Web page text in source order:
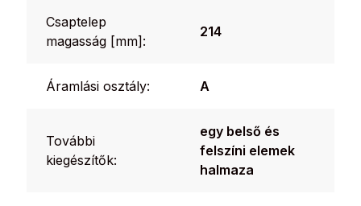
Csaptelep
magasság [mm]:
214
Áramlási osztály: A
További
kiegészítők:
egy belső és
felszíni elemek
halmaza